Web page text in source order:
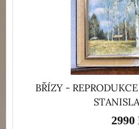
BŘÍZY -
2990